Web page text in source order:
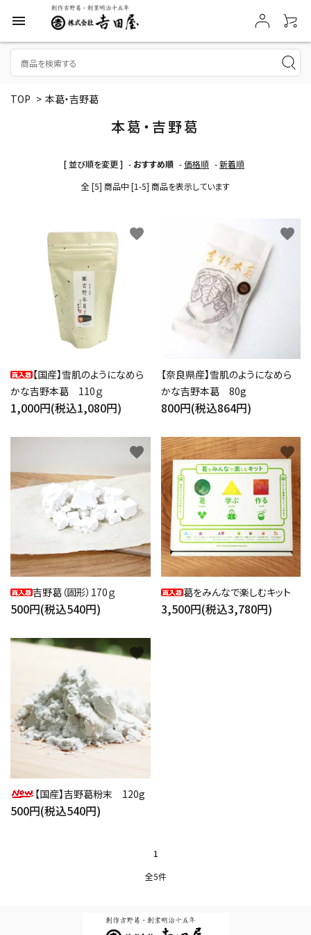
menu
TOP > 本葛・吉野葛
本葛・吉野葛
[ 並び順を変更 ] - おすすめ順 -価格順 -新着順
全 [5] 商品中 [1-5] 商品を表示しています
【国産】雪肌のようになめら
かな吉野本葛 110ｇ
1,000円(税込1,080円)
favorite
【奈良県産】雪肌のようになめら
かな吉野本葛 80g
800円(税込864円)
favorite
吉野葛（固形）170ｇ
500円(税込540円)
favorite
葛をみんなで楽しむキット
3,500円(税込3,780円)
favorite
【国産】吉野葛粉末 120g
500円(税込540円)
favorite
1
全5件
キーワード
close